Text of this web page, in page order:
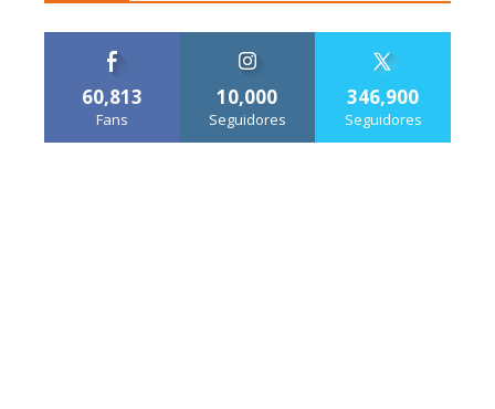
60,813
Fans
10,000
Seguidores
346,900
Seguidores